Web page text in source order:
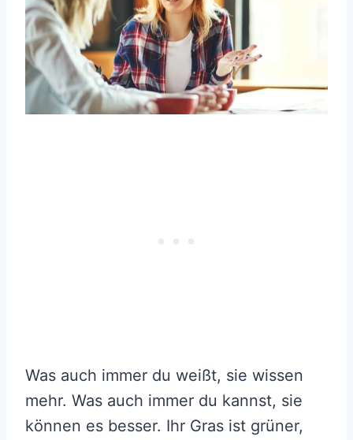
Was auch immer du weißt, sie wissen
mehr. Was auch immer du kannst, sie
können es besser. Ihr Gras ist grüner,